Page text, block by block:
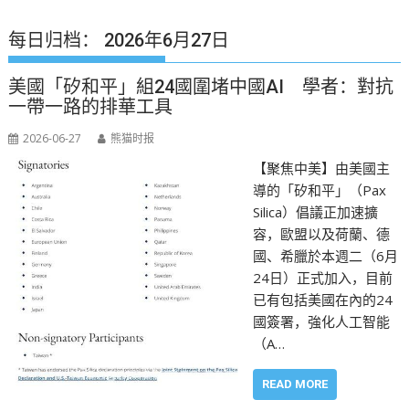
每日归档： 2026年6月27日
美國「矽和平」組24國圍堵中國AI 學者：對抗
一帶一路的排華工具
2026-06-27 熊猫时报
【聚焦中美】由美國主
導的「矽和平」（Pax
Silica）倡議正加速擴
容，歐盟以及荷蘭、德
國、希臘於本週二（6月
24日）正式加入，目前
已有包括美國在內的24
國簽署，強化人工智能
（A…
READ MORE